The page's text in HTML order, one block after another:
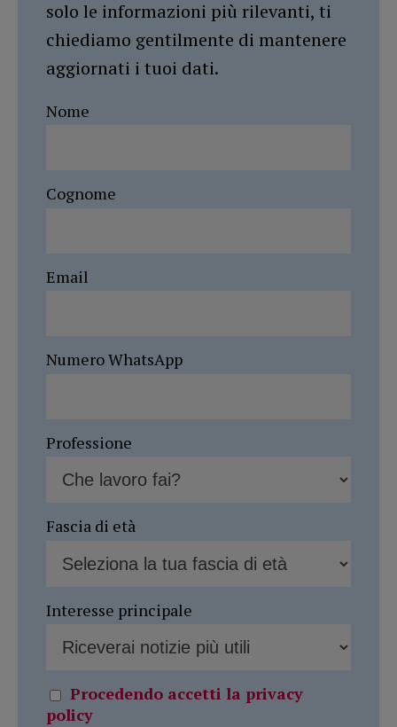
solo le informazioni più rilevanti, ti
chiediamo gentilmente di mantenere
aggiornati i tuoi dati.
Nome
Cognome
Email
Numero WhatsApp
Professione
Fascia di età
Interesse principale
Procedendo accetti la privacy
policy